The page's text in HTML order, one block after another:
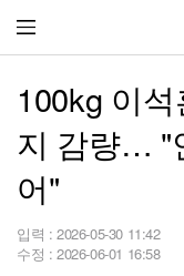
100kg 이
지 감량… "
어"
입력 : 2026-05-30 11:42
수정 : 2026-06-01 16:58